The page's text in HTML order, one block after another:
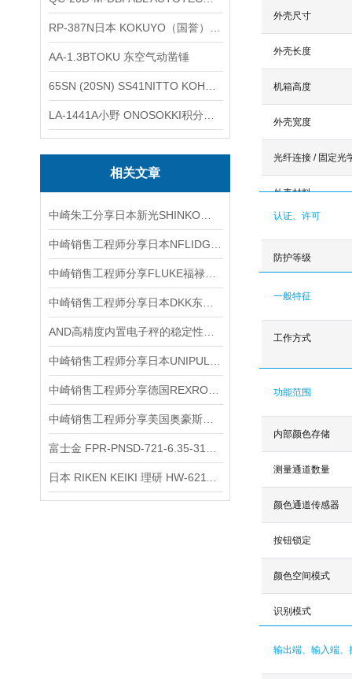
AA-1.3BTOKU 东空气动凿锤
相关文章
外壳尺寸
外壳长度
机箱高度
外壳宽度
光纤连接 / 固定光
外壳材料
认证、许可
防护等级
一般特征
工作方式
功能范围
内部颜色存储
测量通道数量
颜色通道传感器
按钮锁定
颜色空间模式
识别模式
输出端、输入端、